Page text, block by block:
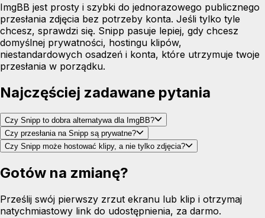
ImgBB jest prosty i szybki do jednorazowego publicznego
przesłania zdjęcia bez potrzeby konta. Jeśli tylko tyle
chcesz, sprawdzi się. Snipp pasuje lepiej, gdy chcesz
domyślnej prywatności, hostingu klipów,
niestandardowych osadzeń i konta, które utrzymuje twoje
przesłania w porządku.
Najczęściej zadawane pytania
Czy Snipp to dobra alternatywa dla ImgBB?
Czy przesłania na Snipp są prywatne?
Czy Snipp może hostować klipy, a nie tylko zdjęcia?
Gotów na zmianę?
Prześlij swój pierwszy zrzut ekranu lub klip i otrzymaj
natychmiastowy link do udostępnienia, za darmo.